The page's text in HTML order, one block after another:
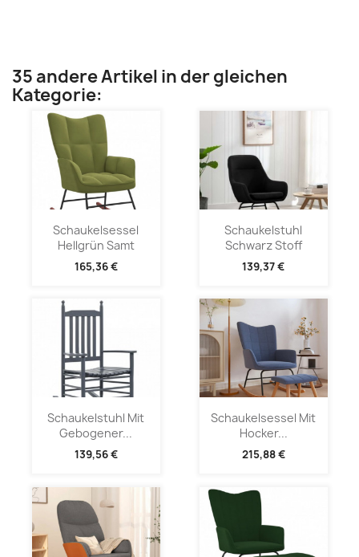
35 andere Artikel in der gleichen
Kategorie:
Schaukelsessel
Hellgrün Samt
165,36 €
Schaukelstuhl
Schwarz Stoff
139,37 €
Schaukelstuhl Mit
Gebogener...
139,56 €
Schaukelsessel Mit
Hocker...
215,88 €